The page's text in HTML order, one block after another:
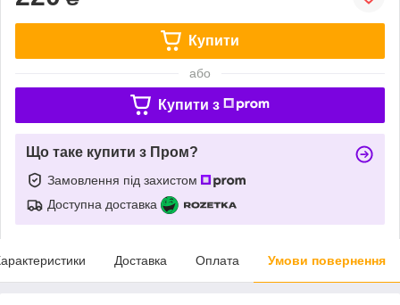
Купити
або
Купити з
Що таке купити з Пром?
Замовлення під захистом
Доступна доставка
Доставка Оплата Умови повернення